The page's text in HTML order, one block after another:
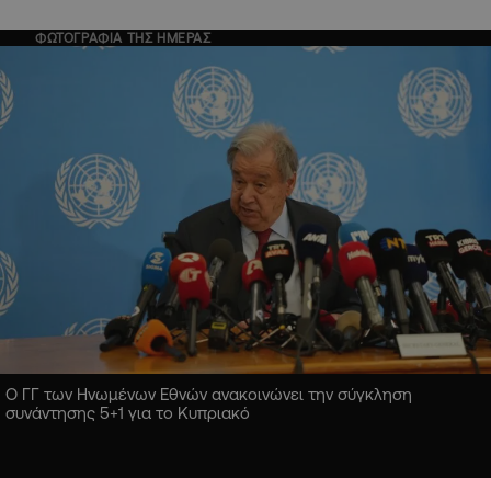
ΦΩΤΟΓΡΑΦΙΑ ΤΗΣ ΗΜΕΡΑΣ
Ο ΓΓ των Ηνωμένων Εθνών ανακοινώνει την σύγκληση
συνάντησης 5+1 για το Κυπριακό